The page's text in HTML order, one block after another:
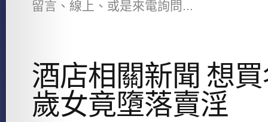
留言、線上、或是來電詢問...
酒店相關新聞 想買
歲女竟墮落賣淫